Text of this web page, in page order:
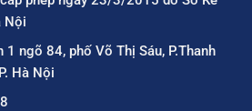
Nội
ngõ 84, phố Võ Thị Sáu, P.Thanh
Hà Nội